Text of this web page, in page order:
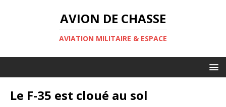
AVION DE CHASSE
AVIATION MILITAIRE & ESPACE
Le F-35 est cloué au sol